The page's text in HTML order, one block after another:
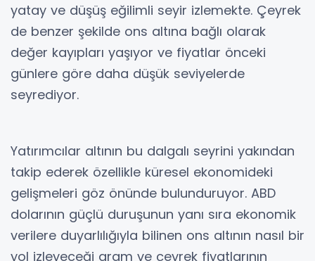
yatay ve düşüş eğilimli seyir izlemekte. Çeyrek
de benzer şekilde ons altına bağlı olarak
değer kayıpları yaşıyor ve fiyatlar önceki
günlere göre daha düşük seviyelerde
seyrediyor.
Yatırımcılar altının bu dalgalı seyrini yakından
takip ederek özellikle küresel ekonomideki
gelişmeleri göz önünde bulunduruyor. ABD
dolarının güçlü duruşunun yanı sıra ekonomik
verilere duyarlılığıyla bilinen ons altının nasıl bir
yol izleyeceği gram ve çeyrek fiyatlarının